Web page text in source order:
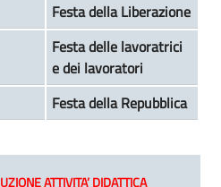
Festa della Liberazione
Festa delle lavoratrici
e dei lavoratori
Festa della Repubblica
ATTIVITA’ DIDATTICA